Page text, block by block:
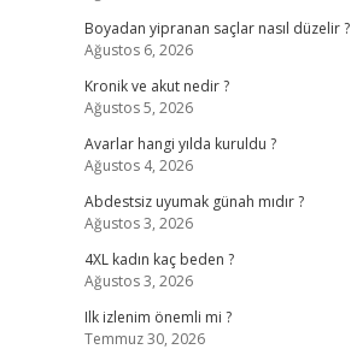
Boyadan yipranan saçlar nasıl düzelir ?
Ağustos 6, 2026
Kronik ve akut nedir ?
Ağustos 5, 2026
Avarlar hangi yılda kuruldu ?
Ağustos 4, 2026
Abdestsiz uyumak günah mıdır ?
Ağustos 3, 2026
4XL kadın kaç beden ?
Ağustos 3, 2026
Ilk izlenim önemli mi ?
Temmuz 30, 2026